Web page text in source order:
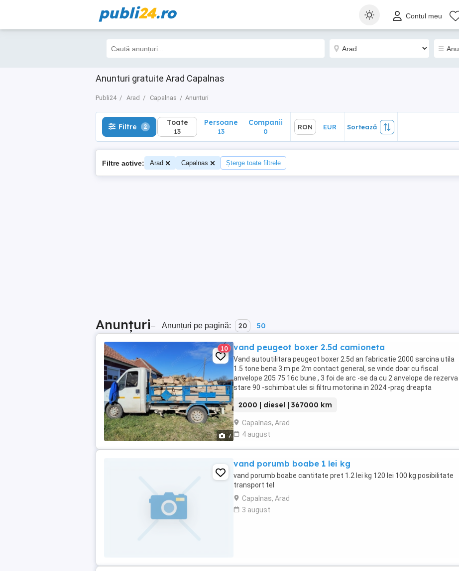
publi24.ro Contul meu
Anunturi gratuite Arad Capalnas
Publi24 Arad Capalnas Anunturi
Filtre 2 Toate
13
Sortează
Filtre 2 Toate
13
Persoane
13
Companii
0
RON EUR Sortează
Filtre active: Arad Capalnas Șterge toate filtrele
Anunțuri– Anunțuri pe pagină: 20 50
7
10 vand peugeot boxer 2.5d camioneta
Vand autoutilitara peugeot boxer 2.5d an fabricatie 2000 sarcina utila
1.5 tone bena 3.m pe 2m contact general, se vinde doar cu fiscal
anvelope 205 75 16c bune , 3 foi de arc -se da cu 2 anvelope de rezerva
stare 90 -schimbat ulei si filtru motorina in 2024 -prag dreapta
2000 | diesel | 367000 km
Capalnas, Arad
4 august
vand porumb boabe 1 lei kg
vand porumb boabe cantitate pret 1.2 lei kg 120 lei 100 kg posibilitate
transport tel
Capalnas, Arad
3 august